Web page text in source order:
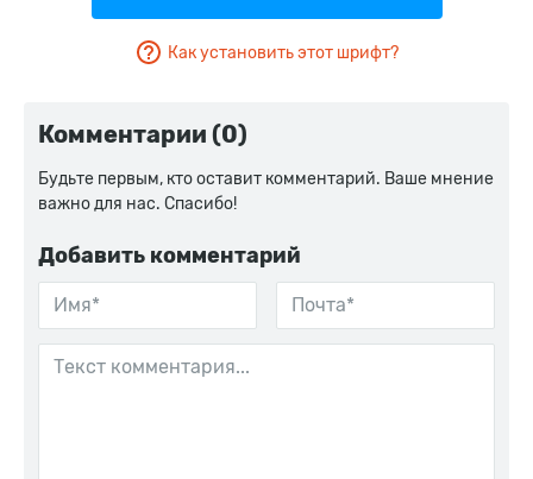
Как установить этот шрифт?
Комментарии (0)
Будьте первым, кто оставит комментарий. Ваше мнение
важно для нас. Спасибо!
Добавить комментарий